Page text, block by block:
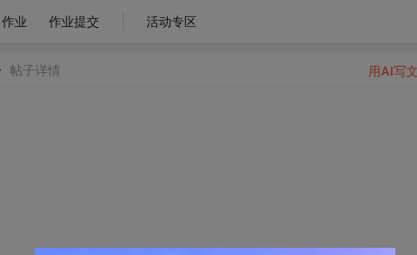
作业 作业提交 活动专区
帖子详情 用AI写